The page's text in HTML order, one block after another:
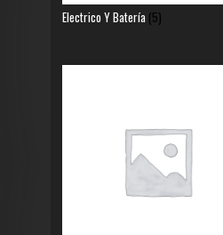
Electrico Y Batería (5)